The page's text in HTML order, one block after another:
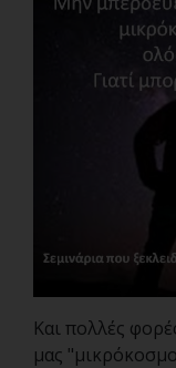
Και πολλές
μας